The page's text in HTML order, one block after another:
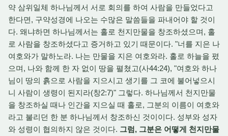
약 삼위일체 하나님께서 서로 회의를 하여 사람을 만들었다고
한다면, 구약성경에 나오는 수많은 말씀들을 파내어야 할 것이
다. 왜냐하면 하나님께서는 홀로 천지만물을 창조하셨으며, 홀
로 사람을 창조하셨다고 증거하고 있기 때문이다. "너를 지은 나
여호와가 말하노라. 나는 만물을 지은 여호와라. 홀로 하늘을 폈
으며, 나와 함께 한 자 없이 땅을 펼쳤고(사44:24), "여호와 하나
님이 땅의 흙으로 사람을 지으시고 생기를 그 코에 불어넣으시
니 사람이 생령이 된지라(창2:7)" 그렇다. 하나님께서 천지만물
을 창조하실 때나 인간을 지으실 때 홀로, 그분의 이름이 여호와
라고 불리던 한 분 하나님께서 창조하신 것이이다. 성부와 성자
와 성령이 협의하지 않은 것이다. 그럼, 그분은 어떻게 천지만물